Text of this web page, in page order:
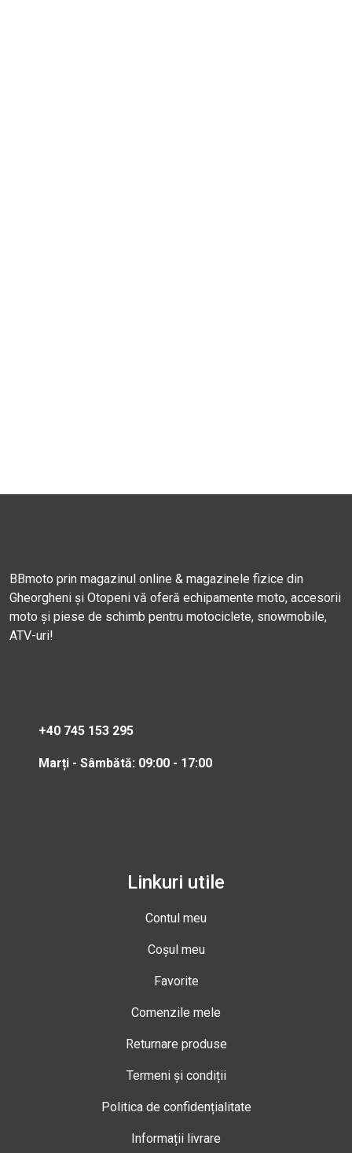
BBmoto prin magazinul online & magazinele fizice din
Gheorgheni și Otopeni vă oferă echipamente moto, accesorii
moto și piese de schimb pentru motociclete, snowmobile,
ATV-uri!
+40 745 153 295
Marți - Sâmbătă: 09:00 - 17:00
Linkuri utile
Contul meu
Coșul meu
Favorite
Comenzile mele
Returnare produse
Termeni și condiții
Politica de confidențialitate
Informații livrare